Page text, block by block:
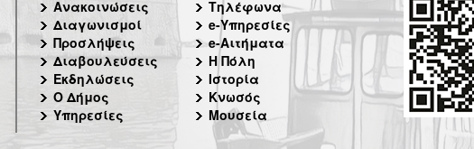
Ανακοινώσεις
Διαγωνισμοί
Προσλήψεις
Διαβουλεύσεις
Εκδηλώσεις
Ο Δήμος
Υπηρεσίες
Τηλέφωνα
e-Υπηρεσίες
e-Αιτήματα
Η Πόλη
Ιστορία
Κνωσός
Μουσεία